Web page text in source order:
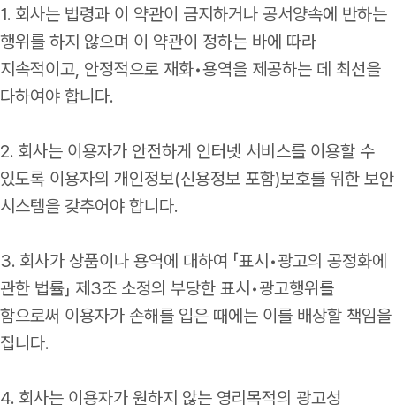
1. 회사는 법령과 이 약관이 금지하거나 공서양속에 반하는
행위를 하지 않으며 이 약관이 정하는 바에 따라
지속적이고, 안정적으로 재화•용역을 제공하는 데 최선을
다하여야 합니다.
2. 회사는 이용자가 안전하게 인터넷 서비스를 이용할 수
있도록 이용자의 개인정보(신용정보 포함)보호를 위한 보안
시스템을 갖추어야 합니다.
3. 회사가 상품이나 용역에 대하여 「표시•광고의 공정화에
관한 법률」 제3조 소정의 부당한 표시•광고행위를
함으로써 이용자가 손해를 입은 때에는 이를 배상할 책임을
집니다.
4. 회사는 이용자가 원하지 않는 영리목적의 광고성